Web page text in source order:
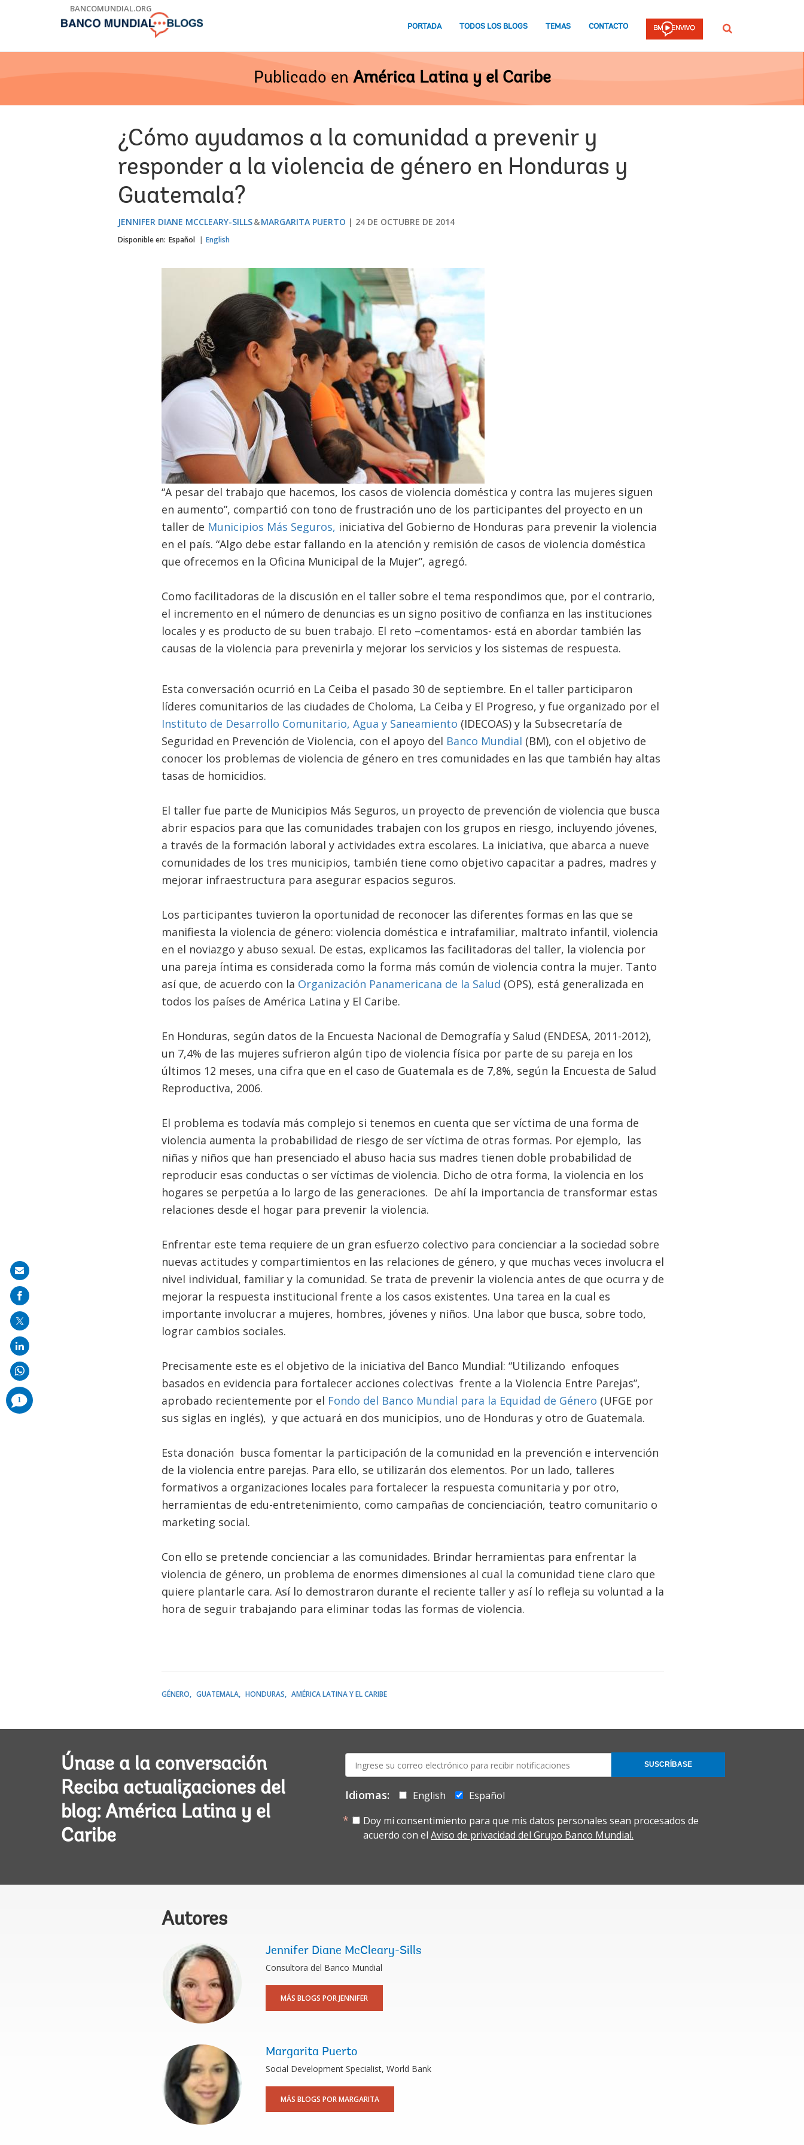
BANCOMUNDIAL.ORG
PORTADA TODOS LOS BLOGS TEMAS CONTACTO Buscar
Publicado en América Latina y el Caribe
¿Cómo ayudamos a la comunidad a prevenir y
responder a la violencia de género en Honduras y
Guatemala?
JENNIFER DIANE MCCLEARY-SILLS MARGARITA PUERTO 24 DE OCTUBRE DE 2014
Disponible en: Español English
“A pesar del trabajo que hacemos, los casos de violencia doméstica y contra las mujeres siguen
en aumento”, compartió con tono de frustración uno de los participantes del proyecto en un
taller de Municipios Más Seguros, iniciativa del Gobierno de Honduras para prevenir la violencia
en el país. “Algo debe estar fallando en la atención y remisión de casos de violencia doméstica
que ofrecemos en la Oficina Municipal de la Mujer”, agregó.
Como facilitadoras de la discusión en el taller sobre el tema respondimos que, por el contrario,
el incremento en el número de denuncias es un signo positivo de confianza en las instituciones
locales y es producto de su buen trabajo. El reto –comentamos- está en abordar también las
causas de la violencia para prevenirla y mejorar los servicios y los sistemas de respuesta.
Esta conversación ocurrió en La Ceiba el pasado 30 de septiembre. En el taller participaron
líderes comunitarios de las ciudades de Choloma, La Ceiba y El Progreso, y fue organizado por el
Instituto de Desarrollo Comunitario, Agua y Saneamiento (IDECOAS) y la Subsecretaría de
Seguridad en Prevención de Violencia, con el apoyo del Banco Mundial (BM), con el objetivo de
conocer los problemas de violencia de género en tres comunidades en las que también hay altas
tasas de homicidios.
El taller fue parte de Municipios Más Seguros, un proyecto de prevención de violencia que busca
abrir espacios para que las comunidades trabajen con los grupos en riesgo, incluyendo jóvenes,
a través de la formación laboral y actividades extra escolares. La iniciativa, que abarca a nueve
comunidades de los tres municipios, también tiene como objetivo capacitar a padres, madres y
mejorar infraestructura para asegurar espacios seguros.
Los participantes tuvieron la oportunidad de reconocer las diferentes formas en las que se
manifiesta la violencia de género: violencia doméstica e intrafamiliar, maltrato infantil, violencia
en el noviazgo y abuso sexual. De estas, explicamos las facilitadoras del taller, la violencia por
una pareja íntima es considerada como la forma más común de violencia contra la mujer. Tanto
así que, de acuerdo con la Organización Panamericana de la Salud (OPS), está generalizada en
todos los países de América Latina y El Caribe.
En Honduras, según datos de la Encuesta Nacional de Demografía y Salud (ENDESA, 2011-2012),
un 7,4% de las mujeres sufrieron algún tipo de violencia física por parte de su pareja en los
últimos 12 meses, una cifra que en el caso de Guatemala es de 7,8%, según la Encuesta de Salud
Reproductiva, 2006.
El problema es todavía más complejo si tenemos en cuenta que ser víctima de una forma de
violencia aumenta la probabilidad de riesgo de ser víctima de otras formas. Por ejemplo, las
niñas y niños que han presenciado el abuso hacia sus madres tienen doble probabilidad de
reproducir esas conductas o ser víctimas de violencia. Dicho de otra forma, la violencia en los
hogares se perpetúa a lo largo de las generaciones. De ahí la importancia de transformar estas
relaciones desde el hogar para prevenir la violencia.
Enfrentar este tema requiere de un gran esfuerzo colectivo para concienciar a la sociedad sobre
nuevas actitudes y compartimientos en las relaciones de género, y que muchas veces involucra el
nivel individual, familiar y la comunidad. Se trata de prevenir la violencia antes de que ocurra y de
mejorar la respuesta institucional frente a los casos existentes. Una tarea en la cual es
importante involucrar a mujeres, hombres, jóvenes y niños. Una labor que busca, sobre todo,
lograr cambios sociales.
Precisamente este es el objetivo de la iniciativa del Banco Mundial: “Utilizando enfoques
basados en evidencia para fortalecer acciones colectivas frente a la Violencia Entre Parejas”,
aprobado recientemente por el Fondo del Banco Mundial para la Equidad de Género (UFGE por
sus siglas en inglés), y que actuará en dos municipios, uno de Honduras y otro de Guatemala.
Esta donación busca fomentar la participación de la comunidad en la prevención e intervención
de la violencia entre parejas. Para ello, se utilizarán dos elementos. Por un lado, talleres
formativos a organizaciones locales para fortalecer la respuesta comunitaria y por otro,
herramientas de edu-entretenimiento, como campañas de concienciación, teatro comunitario o
marketing social.
Con ello se pretende concienciar a las comunidades. Brindar herramientas para enfrentar la
violencia de género, un problema de enormes dimensiones al cual la comunidad tiene claro que
quiere plantarle cara. Así lo demostraron durante el reciente taller y así lo refleja su voluntad a la
hora de seguir trabajando para eliminar todas las formas de violencia.
GÉNERO GUATEMALA HONDURAS AMÉRICA LATINA Y EL CARIBE
Únase a la conversación
Reciba actualizaciones del
blog: América Latina y el
Caribe
mail:
Idiomas: English
Español
Doy mi consentimiento para que mis datos personales sean procesados de
acuerdo con el Aviso de privacidad del Grupo Banco Mundial.
SUSCRÍBASE
Autores
Jennifer Diane McCleary-Sills
Consultora del Banco Mundial
MÁS BLOGS POR JENNIFER
Margarita Puerto
Social Development Specialist, World Bank
MÁS BLOGS POR MARGARITA
Share
on
mail
1
comments
added